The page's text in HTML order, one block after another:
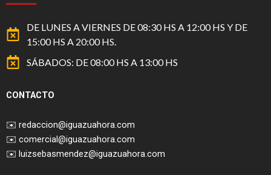
DE LUNES A VIERNES DE 08:30 HS A 12:00 HS Y DE
15:00 HS A 20:00 HS.
SÁBADOS: DE 08:00 HS A 13:00 HS
CONTACTO
✉️ redaccion@iguazuahora.com
✉️ comercial@iguazuahora.com
✉️ luizsebasmendez@iguazuahora.com